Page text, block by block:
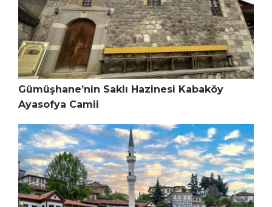
Gümüşhane’nin Saklı Hazinesi Kabaköy
Ayasofya Camii